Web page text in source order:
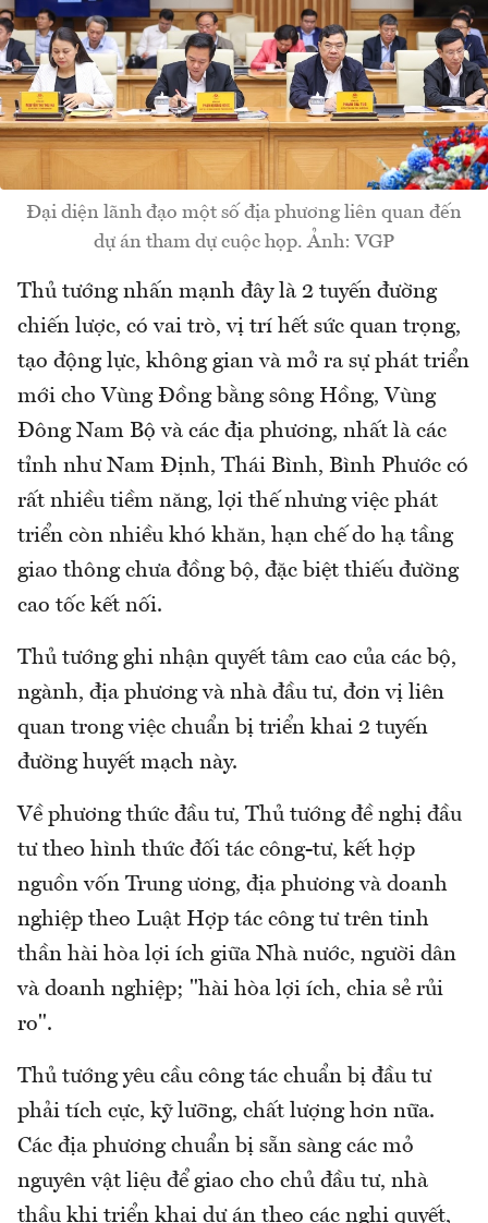
Đại diện lãnh đạo một số địa phương liên quan đến
dự án tham dự cuộc họp. Ảnh: VGP
Thủ tướng nhấn mạnh đây là 2 tuyến đường
chiến lược, có vai trò, vị trí hết sức quan trọng,
tạo động lực, không gian và mở ra sự phát triển
mới cho Vùng Đồng bằng sông Hồng, Vùng
Đông Nam Bộ và các địa phương, nhất là các
tỉnh như Nam Định, Thái Bình, Bình Phước có
rất nhiều tiềm năng, lợi thế nhưng việc phát
triển còn nhiều khó khăn, hạn chế do hạ tầng
giao thông chưa đồng bộ, đặc biệt thiếu đường
cao tốc kết nối.
Thủ tướng ghi nhận quyết tâm cao của các bộ,
ngành, địa phương và nhà đầu tư, đơn vị liên
quan trong việc chuẩn bị triển khai 2 tuyến
đường huyết mạch này.
Về phương thức đầu tư, Thủ tướng đề nghị đầu
tư theo hình thức đối tác công-tư, kết hợp
nguồn vốn Trung ương, địa phương và doanh
nghiệp theo Luật Hợp tác công tư trên tinh
thần hài hòa lợi ích giữa Nhà nước, người dân
và doanh nghiệp; "hài hòa lợi ích, chia sẻ rủi
ro".
Thủ tướng yêu cầu công tác chuẩn bị đầu tư
phải tích cực, kỹ lưỡng, chất lượng hơn nữa.
Các địa phương chuẩn bị sẵn sàng các mỏ
nguyên vật liệu để giao cho chủ đầu tư, nhà
thầu khi triển khai dự án theo các nghị quyết,